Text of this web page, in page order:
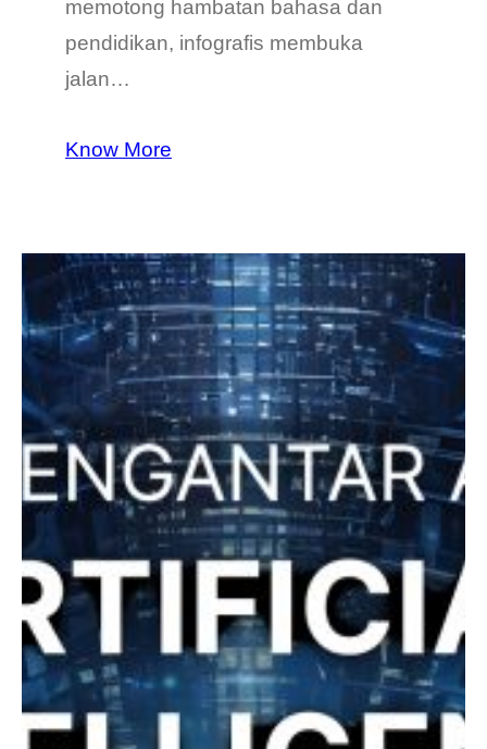
memotong hambatan bahasa dan
pendidikan, infografis membuka
jalan…
Know More